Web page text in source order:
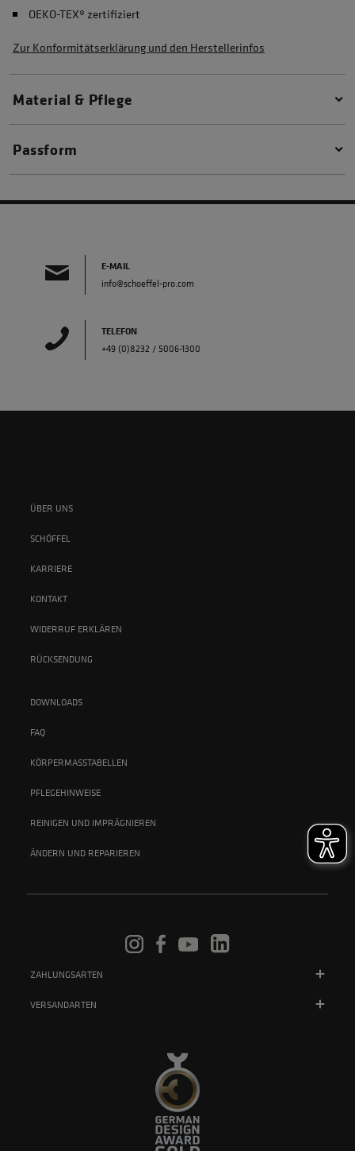
OEKO-TEX® zertifiziert
Zur Konformitätserklärung und den Herstellerinfos
Material & Pflege
Passform
E-MAIL
info@schoeffel-pro.com
TELEFON
+49 (0)8232 / 5006-1300
ÜBER UNS
SCHÖFFEL
KARRIERE
KONTAKT
WIDERRUF ERKLÄREN
RÜCKSENDUNG
DOWNLOADS
FAQ
KÖRPERMASSTABELLEN
PFLEGEHINWEISE
REINIGEN UND IMPRÄGNIEREN
ÄNDERN UND REPARIEREN
ZAHLUNGSARTEN
VERSANDARTEN